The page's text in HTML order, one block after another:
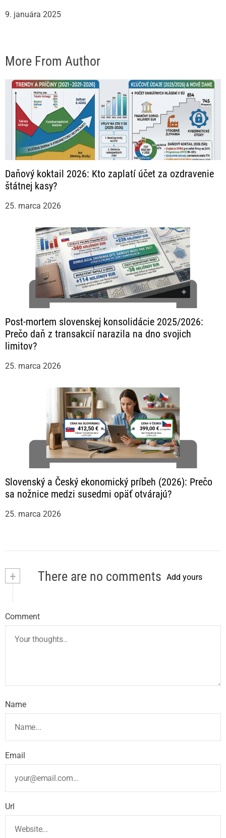
9. januára 2025
More From Author
Daňový koktail 2026: Kto zaplatí účet za ozdravenie
štátnej kasy?
25. marca 2026
Post-mortem slovenskej konsolidácie 2025/2026:
Prečo daň z transakcií narazila na dno svojich
limitov?
25. marca 2026
Slovenský a Český ekonomický príbeh (2026): Prečo
sa nožnice medzi susedmi opäť otvárajú?
25. marca 2026
+ There are no comments Add yours
Comment
Name
Email
Url